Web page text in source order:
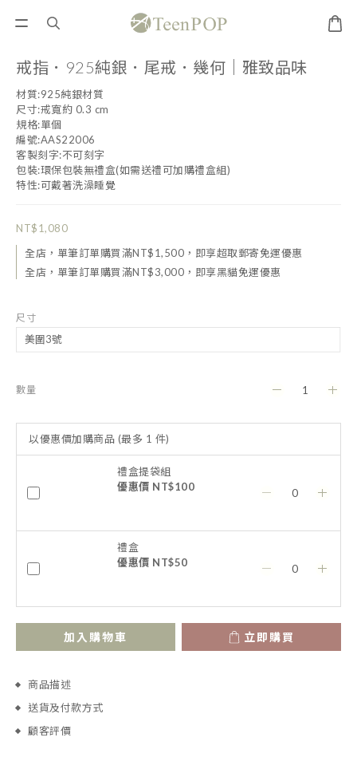
戒指．925純銀．尾戒．幾何｜雅致品味
材質:925純銀材質
尺寸:戒寬約 0.3 cm
規格:單個
編號:AAS22006
客製刻字:不可刻字
包裝:環保包裝無禮盒(如需送禮可加購禮盒組)
特性:可戴著洗澡睡覺
NT$1,080
全店，單筆訂單購買滿NT$1,500，即享超取郵寄免運優惠
全店，單筆訂單購買滿NT$3,000，即享黑貓免運優惠
尺寸
數量
以優惠價加購商品 (最多 1 件)
禮盒提袋組
優惠價 NT$100
禮盒
優惠價 NT$50
加入購物車 立即購買
商品描述
送貨及付款方式
顧客評價